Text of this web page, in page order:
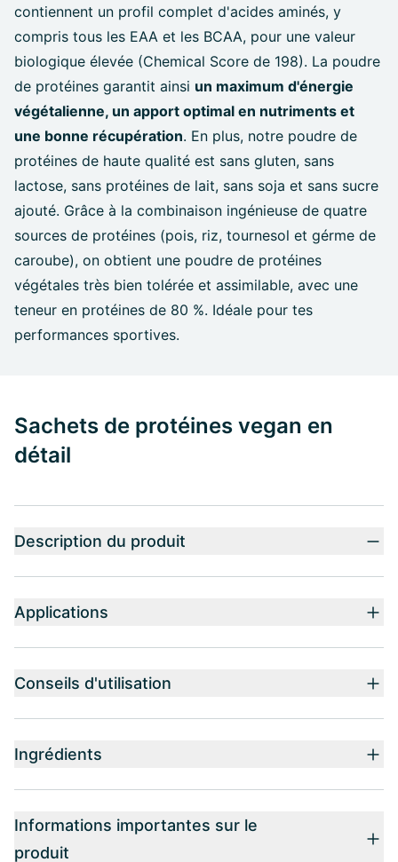
contiennent un profil complet d'acides aminés, y
compris tous les EAA et les BCAA, pour une valeur
biologique élevée (Chemical Score de 198). La poudre
de protéines garantit ainsi un maximum d'énergie
végétalienne, un apport optimal en nutriments et
une bonne récupération. En plus, notre poudre de
protéines de haute qualité est sans gluten, sans
lactose, sans protéines de lait, sans soja et sans sucre
ajouté. Grâce à la combinaison ingénieuse de quatre
sources de protéines (pois, riz, tournesol et gérme de
caroube), on obtient une poudre de protéines
végétales très bien tolérée et assimilable, avec une
teneur en protéines de 80 %. Idéale pour tes
performances sportives.
Sachets de protéines vegan en
détail
Description du produit
Applications
Conseils d'utilisation
Ingrédients
Informations importantes sur le
produit